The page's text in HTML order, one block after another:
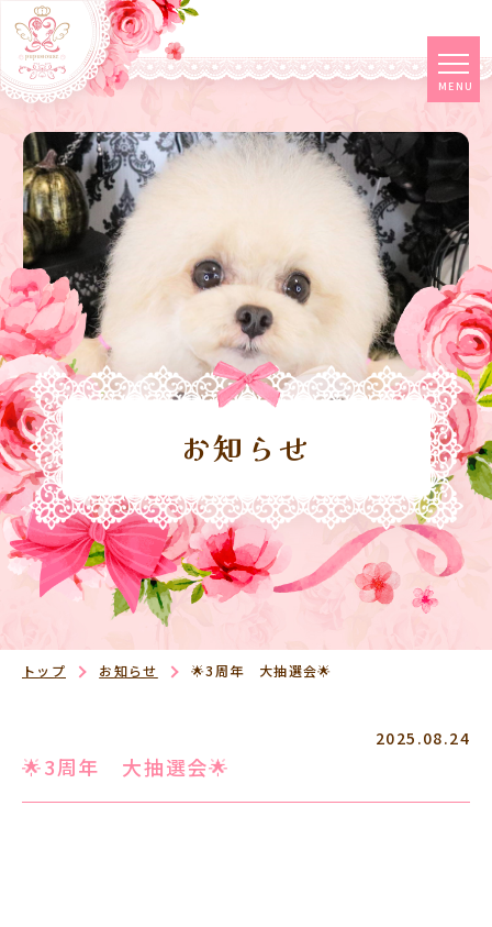
MENU
お知らせ
トップ お知らせ 🌟3周年 大抽選会🌟
2025.08.24
🌟3周年 大抽選会🌟